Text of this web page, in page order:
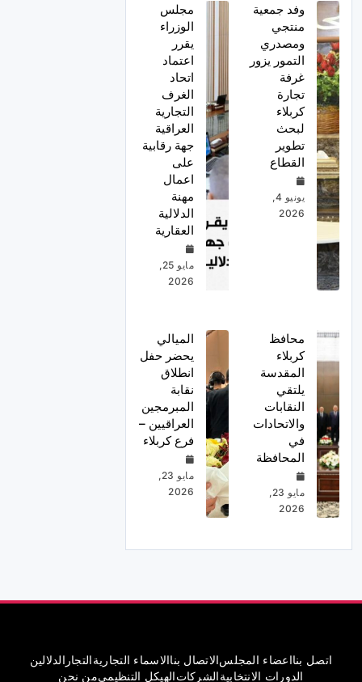
وفد جمعية
منتجي
ومصدري
التمور يزور
غرفة
تجارة
كربلاء
لبحث
تطوير
القطاع
يونيو 4,
2026
مجلس
الوزراء
يقرر
اعتماد
اتحاد
الغرف
التجارية
العراقية
جهة رقابية
على
اعمال
مهنة
الدلالية
العقارية
مايو 25,
2026
محافظ
كربلاء
المقدسة
يلتقي
النقابات
والاتحادات
في
المحافظة
مايو 23,
2026
الميالي
يحضر حفل
انطلاق
نقابة
المبرمجين
العراقيين –
فرع كربلاء
مايو 23,
2026
اتصل بنااعضاء المجلسالاتصال بناالاسماء التجاريةالتجار الدلالين
الدورات الانتخابيةالشركاتالهيكل التنظيميمن نحن